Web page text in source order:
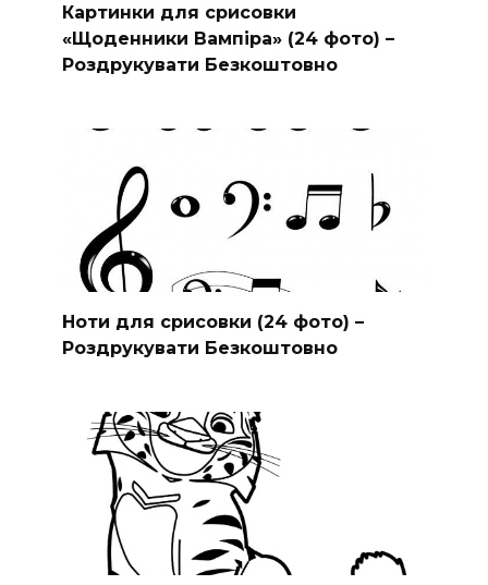
Картинки для срисовки
«Щоденники Вампіра» (24 фото) –
Роздрукувати Безкоштовно
Ноти для срисовки (24 фото) –
Роздрукувати Безкоштовно